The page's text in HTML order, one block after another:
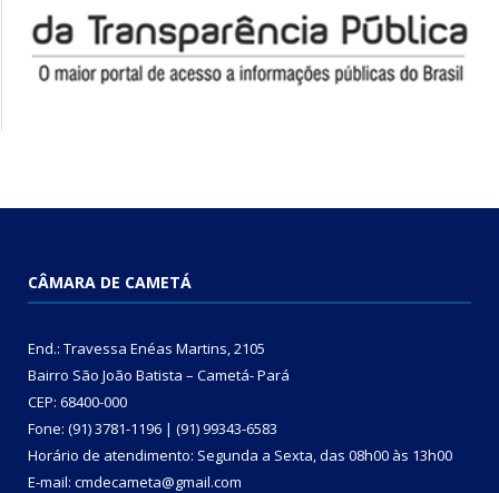
CÂMARA DE CAMETÁ
End.: Travessa Enéas Martins, 2105
Bairro São João Batista – Cametá- Pará
CEP: 68400-000
Fone: (91) 3781-1196 | (91) 99343-6583
Horário de atendimento: Segunda a Sexta, das 08h00 às 13h00
E-mail: cmdecameta@gmail.com